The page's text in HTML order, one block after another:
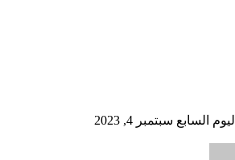
اليوم السابع سبتمبر 4, 2023